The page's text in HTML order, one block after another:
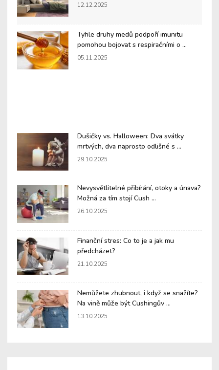
12.12.2025
Tyhle druhy medů podpoří imunitu
pomohou bojovat s respiračními o ...
05.11.2025
Dušičky vs. Halloween: Dva svátky
mrtvých, dva naprosto odlišné s ...
29.10.2025
Nevysvětlitelné přibírání, otoky a únava?
Možná za tím stojí Cush ...
26.10.2025
Finanční stres: Co to je a jak mu
předcházet?
21.10.2025
Nemůžete zhubnout, i když se snažíte?
Na vině může být Cushingův ...
13.10.2025